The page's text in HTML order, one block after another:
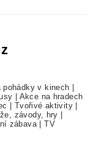
pohádky v kinech
Akce na hradech
Tvořivé aktivity
závody, hry
zábava |TV